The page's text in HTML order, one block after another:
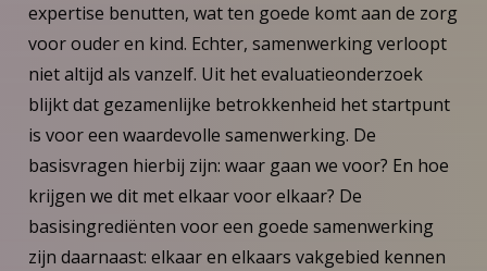
expertise benutten, wat ten goede komt aan de zorg
voor ouder en kind. Echter, samenwerking verloopt
niet altijd als vanzelf. Uit het evaluatieonderzoek
blijkt dat gezamenlijke betrokkenheid het startpunt
is voor een waardevolle samenwerking. De
basisvragen hierbij zijn: waar gaan we voor? En hoe
krijgen we dit met elkaar voor elkaar? De
basisingrediënten voor een goede samenwerking
zijn daarnaast: elkaar en elkaars vakgebied kennen